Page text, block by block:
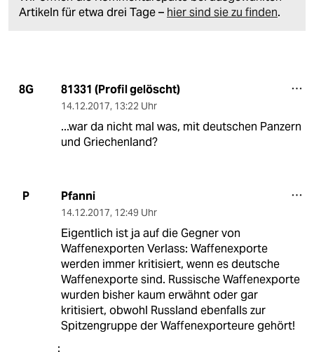
Artikeln für etwa drei Tage – hier sind sie zu finden.
8G 81331 (Profil gelöscht)
14.12.2017, 13:22 Uhr
...war da nicht mal was, mit deutschen Panzern
und Griechenland?
P Pfanni
14.12.2017, 12:49 Uhr
Eigentlich ist ja auf die Gegner von
Waffenexporten Verlass: Waffenexporte
werden immer kritisiert, wenn es deutsche
Waffenexporte sind. Russische Waffenexporte
wurden bisher kaum erwähnt oder gar
kritisiert, obwohl Russland ebenfalls zur
Spitzengruppe der Waffenexporteure gehört!